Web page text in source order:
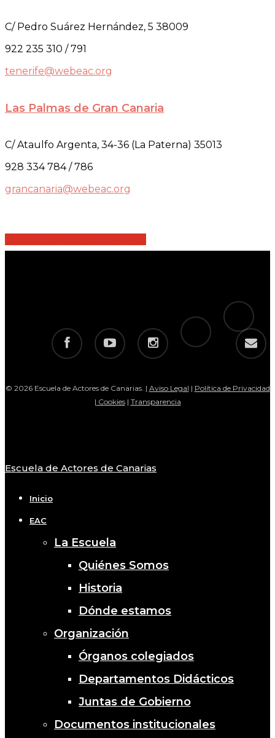
C/ Pedro Suárez Hernández, 5 38009
922 235 310 / 791
tenerife@webeac.org
Las Palmas de Gran Canaria
C/ Ataulfo Argenta, 34-36 (La Paterna) 35013
928 334 784 / 786
grancanaria@webeac.org
facebook youtube instagram
telegram
tiktok
email
© 2026 Escuela de Actores de Canarias. | Aviso Legal | Política de Privacidad
| Cookies| Transparencia
Close
Escuela de Actores de Canarias
Inicio
EAC
La Escuela
Quiénes Somos
Historia
Dónde estamos
Organización
Órganos colegiados
Departamentos Didácticos
Juntas de Gobierno
Documentos institucionales